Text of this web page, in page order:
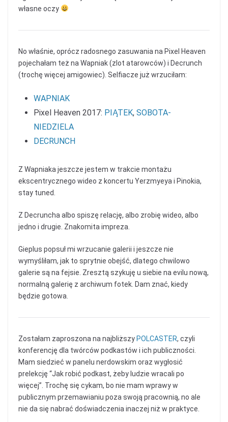
własne oczy
No właśnie, oprócz radosnego zasuwania na Pixel Heaven
pojechałam też na Wapniak (zlot atarowców) i Decrunch
(trochę więcej amigowiec). Selfiacze już wrzuciłam:
WAPNIAK
Pixel Heaven 2017: PIĄTEK, SOBOTA-
NIEDZIELA
DECRUNCH
Z Wapniaka jeszcze jestem w trakcie montażu
ekscentrycznego wideo z koncertu Yerzmyeya i Pinokia,
stay tuned.
Z Decruncha albo spiszę relację, albo zrobię wideo, albo
jedno i drugie. Znakomita impreza.
Gieplus popsuł mi wrzucanie galerii i jeszcze nie
wymyśliłam, jak to sprytnie obejść, dlatego chwilowo
galerie są na fejsie. Zresztą szykuję u siebie na evilu nową,
normalną galerię z archiwum fotek. Dam znać, kiedy
będzie gotowa.
Zostałam zaproszona na najbliższy POLCASTER, czyli
konferencję dla twórców podkastów i ich publiczności.
Mam siedzieć w panelu nerdowskim oraz wygłosić
prelekcję “Jak robić podkast, żeby ludzie wracali po
więcej”. Trochę się cykam, bo nie mam wprawy w
publicznym przemawianiu poza swoją pracownią, no ale
nie da się nabrać doświadczenia inaczej niż w praktyce.